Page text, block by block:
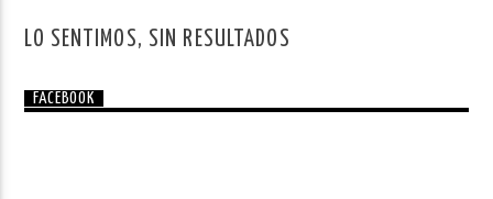
LO SENTIMOS, SIN RESULTADOS
FACEBOOK